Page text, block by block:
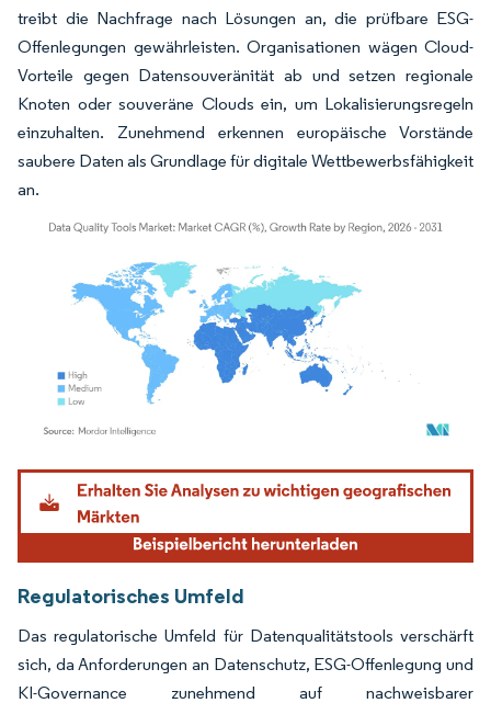
treibt die Nachfrage nach Lösungen an, die prüfbare ESG-
Offenlegungen gewährleisten. Organisationen wägen Cloud-
Vorteile gegen Datensouveränität ab und setzen regionale
Knoten oder souveräne Clouds ein, um Lokalisierungsregeln
einzuhalten. Zunehmend erkennen europäische Vorstände
saubere Daten als Grundlage für digitale Wettbewerbsfähigkeit
an.
Bild © Mordor Intelligence. Wiederverwendung erfordert Namensnennung gemäß
Regulatorisches Umfeld
Das regulatorische Umfeld für Datenqualitätstools verschärft
sich, da Anforderungen an Datenschutz, ESG-Offenlegung und
KI-Governance zunehmend auf nachweisbarer